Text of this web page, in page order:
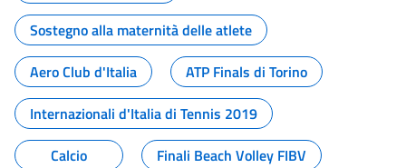
Sostegno alla maternità delle atlete
Aero Club d'Italia
ATP Finals di Torino
Internazionali d'Italia di Tennis 2019
Calcio
Finali Beach Volley FIBV